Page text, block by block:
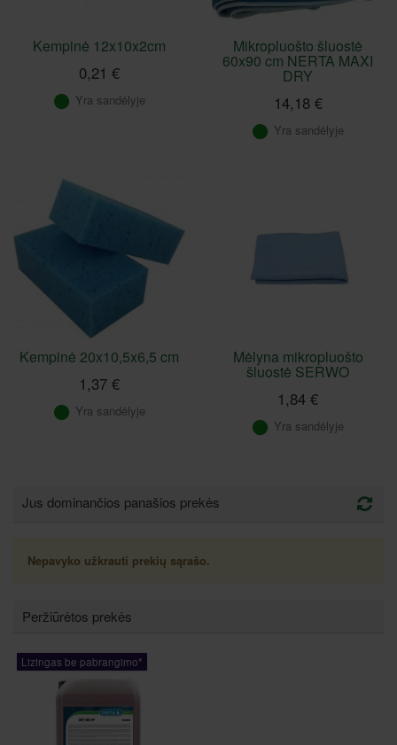
Kempinė 12x10x2cm
0,21 €
Yra sandėlyje
Mikropluošto šluostė
60x90 cm NERTA MAXI
DRY
14,18 €
Yra sandėlyje
Kempinė 20x10,5x6,5 cm
1,37 €
Yra sandėlyje
Mėlyna mikropluošto
šluostė SERWO
1,84 €
Yra sandėlyje
Jus dominančios panašios prekės
Nepavyko užkrauti prekių sąrašo.
Peržiūrėtos prekės
Lizingas be pabrangimo*